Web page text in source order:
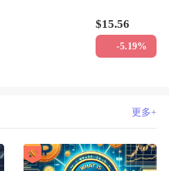
$15.56
-5.19%
更多+